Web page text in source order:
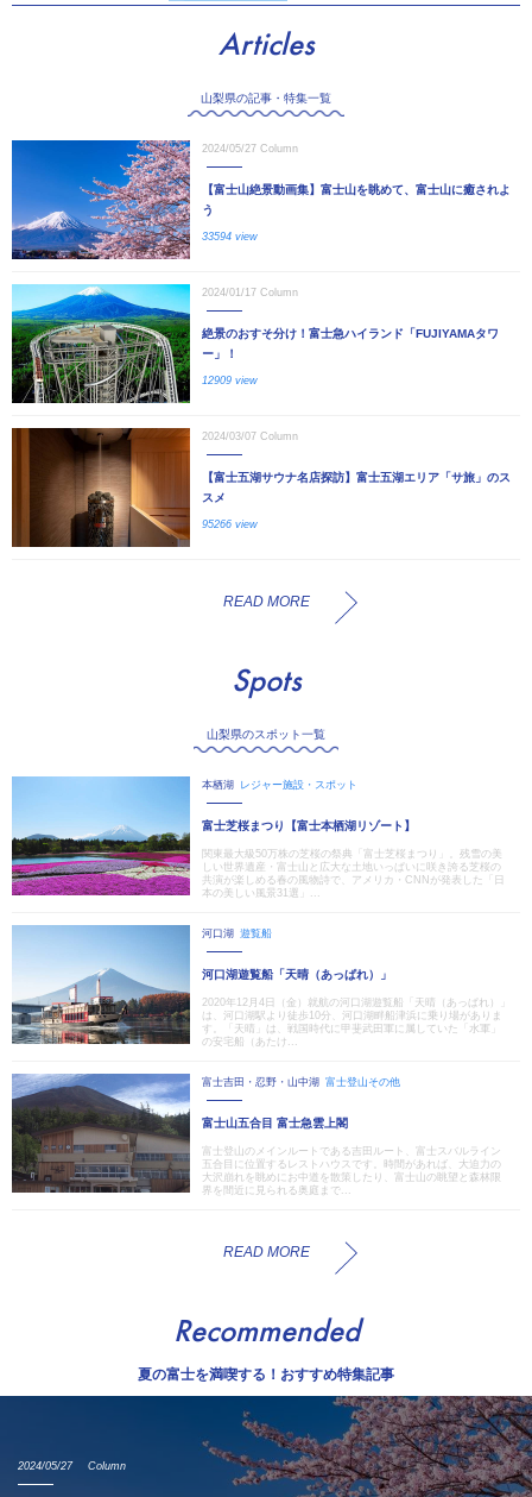
Articles
山梨県の記事・特集一覧
2024/05/27 Column
【富士山絶景動画集】富士山を眺めて、富士山に癒されよ
う
33594 view
2024/01/17 Column
絶景のおすそ分け！富士急ハイランド「FUJIYAMAタワ
ー」！
12909 view
2024/03/07 Column
【富士五湖サウナ名店探訪】富士五湖エリア「サ旅」のス
スメ
95266 view
READ MORE
Spots
山梨県のスポット一覧
本栖湖 レジャー施設・スポット
富士芝桜まつり【富士本栖湖リゾート】
関東最大級50万株の芝桜の祭典「富士芝桜まつり」。残雪の美
しい世界遺産・富士山と広大な土地いっぱいに咲き誇る芝桜の
共演が楽しめる春の風物詩で、アメリカ・CNNが発表した「日
本の美しい風景31選」...
河口湖 遊覧船
河口湖遊覧船「天晴（あっぱれ）」
2020年12月4日（金）就航の河口湖遊覧船「天晴（あっぱれ）」
は、河口湖駅より徒歩10分、河口湖畔船津浜に乗り場がありま
す。「天晴」は、戦国時代に甲斐武田軍に属していた「水軍」
の安宅船（あたけ...
富士吉田・忍野・山中湖 富士登山その他
富士山五合目 富士急雲上閣
富士登山のメインルートである吉田ルート、富士スバルライン
五合目に位置するレストハウスです。時間があれば、大迫力の
大沢崩れを眺めにお中道を散策したり、富士山の眺望と森林限
界を間近に見られる奥庭まで...
READ MORE
Recommended
夏の富士を満喫する！おすすめ特集記事
2024/05/27 Column